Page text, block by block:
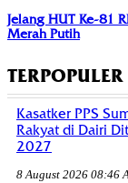
Jelang HUT Ke-81
Merah Putih
TERPOPULER
Kasatker PPS
Rakyat di Dairi
2027
8 August 2026 08:46